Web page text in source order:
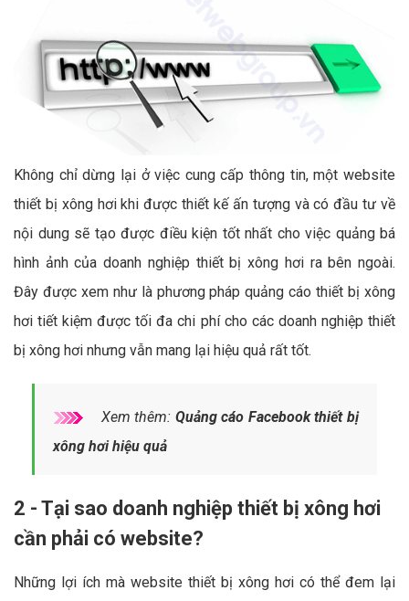
Không chỉ dừng lại ở việc cung cấp thông tin, một website
thiết bị xông hơi khi được thiết kế ấn tượng và có đầu tư về
nội dung sẽ tạo được điều kiện tốt nhất cho việc quảng bá
hình ảnh của doanh nghiệp thiết bị xông hơi ra bên ngoài.
Đây được xem như là phương pháp quảng cáo thiết bị xông
hơi tiết kiệm được tối đa chi phí cho các doanh nghiệp thiết
bị xông hơi nhưng vẫn mang lại hiệu quả rất tốt.
Xem thêm: Quảng cáo Facebook thiết bị
xông hơi hiệu quả
2 - Tại sao doanh nghiệp thiết bị xông hơi
cần phải có website?
Những lợi ích mà website thiết bị xông hơi có thể đem lại